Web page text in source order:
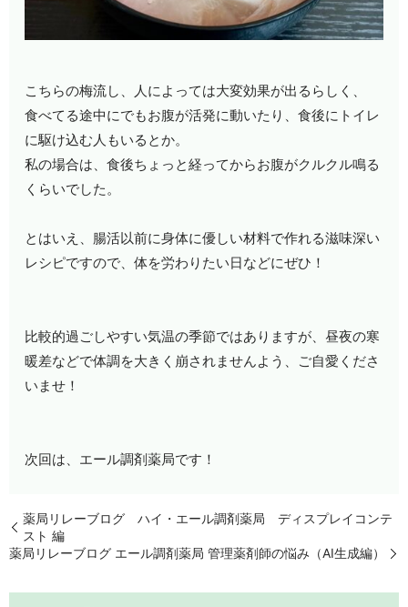
こちらの梅流し、人によっては大変効果が出るらしく、
食べてる途中にでもお腹が活発に動いたり、食後にトイレ
に駆け込む人もいるとか。
私の場合は、食後ちょっと経ってからお腹がクルクル鳴る
くらいでした。
とはいえ、腸活以前に身体に優しい材料で作れる滋味深い
レシピですので、体を労わりたい日などにぜひ！
比較的過ごしやすい気温の季節ではありますが、昼夜の寒
暖差などで体調を大きく崩されませんよう、ご自愛くださ
いませ！
次回は、エール調剤薬局です！
薬局リレーブログ ハイ・エール調剤薬局 ディスプレイコンテ
スト 編
薬局リレーブログ エール調剤薬局 管理薬剤師の悩み（AI生成編）